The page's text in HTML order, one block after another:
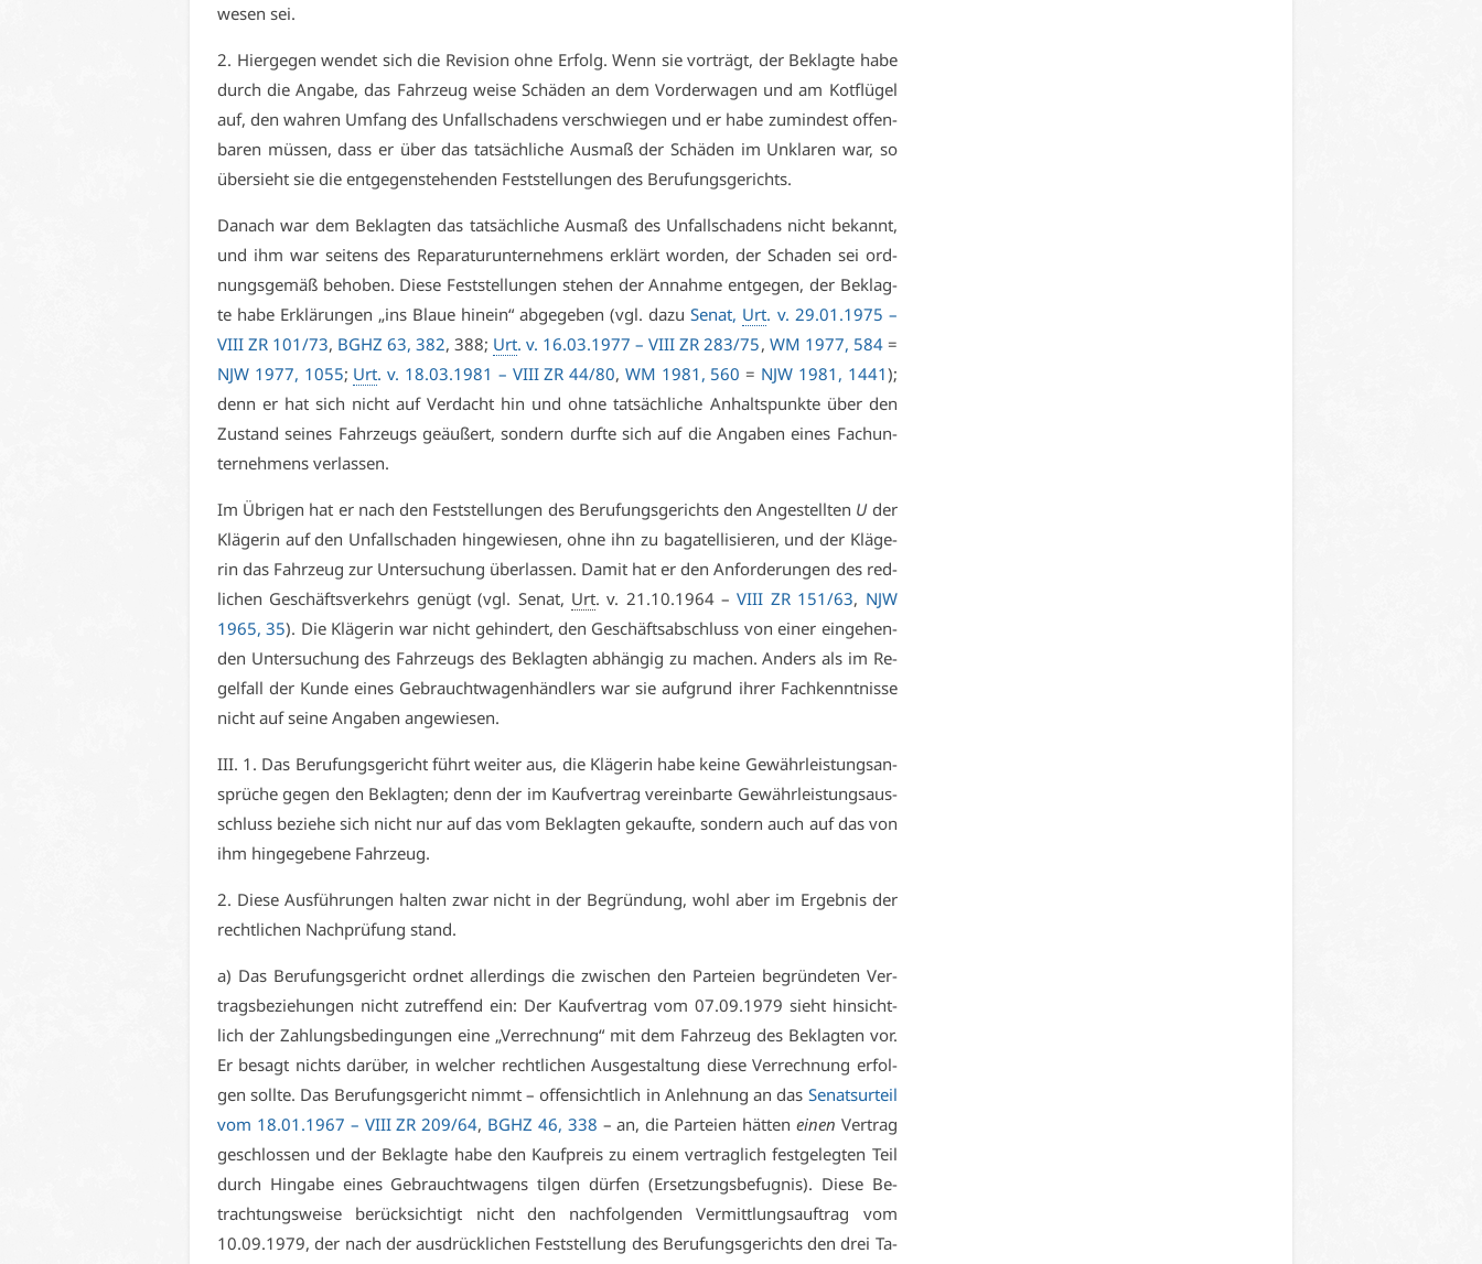
we­sen sei.
2. Hier­ge­gen wen­det sich die Re­vi­si­on oh­ne Er­folg. Wenn sie vor­trägt, der Be­klag­te ha­be
durch die An­ga­be, das Fahr­zeug wei­se Schä­den an dem Vor­der­wa­gen und am Kot­flü­gel
auf, den wah­ren Um­fang des Un­fall­scha­dens ver­schwie­gen und er ha­be zu­min­dest of­fen­
ba­ren müs­sen, dass er über das tat­säch­li­che Aus­maß der Schä­den im Un­kla­ren war, so
über­sieht sie die ent­ge­gen­ste­hen­den Fest­stel­lun­gen des Be­ru­fungs­ge­richts.
Da­nach war dem Be­klag­ten das tat­säch­li­che Aus­maß des Un­fall­scha­dens nicht be­kannt,
und ihm war sei­tens des Re­pa­ra­tur­un­ter­neh­mens er­klärt wor­den, der Scha­den sei ord­
nungs­ge­mäß be­ho­ben. Die­se Fest­stel­lun­gen ste­hen der An­nah­me ent­ge­gen, der Be­klag­
te ha­be Er­klä­run­gen „ins Blaue hin­ein“ ab­ge­ge­ben (vgl. da­zuSe­nat, Urt. v. 29.01.1975 –
VI­II ZR 101/73, BGHZ 63, 382, 388; Urt. v. 16.03.1977 –VI­II ZR 283/75, WM 1977, 584=
NJW 1977, 1055; Urt. v. 18.03.1981 – VI­II ZR 44/80, WM 1981, 560 = NJW 1981, 1441);
denn er hat sich nicht auf Ver­dacht hin und oh­ne tat­säch­li­che An­halts­punk­te über den
Zu­stand sei­nes Fahr­zeugs ge­äu­ßert, son­dern durf­te sich auf die An­ga­ben ei­nes Fach­un­
ter­neh­mens ver­las­sen.
Im Üb­ri­gen hat er nach den Fest­stel­lun­gen des Be­ru­fungs­ge­richts den An­ge­stell­ten Uder
Klä­ge­rin auf den Un­fall­scha­den hin­ge­wie­sen, oh­ne ihn zu ba­ga­tel­li­sie­ren, und der Klä­ge­
rin das Fahr­zeug zur Un­ter­su­chung über­las­sen. Da­mit hat er den An­for­de­run­gen des red­
li­chen Ge­schäfts­ver­kehrs ge­nügt (vgl. Se­nat, Urt. v. 21.10.1964 –VI­II ZR 151/63, NJW
1965, 35). Die Klä­ge­rin war nicht ge­hin­dert, den Ge­schäfts­ab­schluss von ei­ner ein­ge­hen­
den Un­ter­su­chung des Fahr­zeugs des Be­klag­ten ab­hän­gig zu ma­chen. An­ders als im Re­
gel­fall der Kun­de ei­nes Ge­braucht­wa­gen­händ­lers war sie auf­grund ih­rer Fach­kennt­nis­se
nicht auf sei­ne An­ga­ben an­ge­wie­sen.
III. 1. Das Be­ru­fungs­ge­richt führt wei­ter aus, die Klä­ge­rin ha­be kei­ne Ge­währ­leis­tungs­an­
sprü­che ge­gen den Be­klag­ten; denn der im Kauf­ver­trag ver­ein­bar­te Ge­währ­leis­tungs­aus­
schluss be­zie­he sich nicht nur auf das vom Be­klag­ten ge­kauf­te, son­dern auch auf das von
ihm hin­ge­ge­be­ne Fahr­zeug.
2. Die­se Aus­füh­run­gen hal­ten zwar nicht in der Be­grün­dung, wohl aber im Er­geb­nis der
recht­li­chen Nach­prü­fung stand.
a) Das Be­ru­fungs­ge­richt ord­net al­ler­dings die zwi­schen den Par­tei­en be­grün­de­ten Ver­
trags­be­zie­hun­gen nicht zu­tref­fend ein: Der Kauf­ver­trag vom 07.09.1979 sieht hin­sicht­
lich der Zah­lungs­be­din­gun­gen ei­ne „Ver­rech­nung“ mit dem Fahr­zeug des Be­klag­ten vor.
Er be­sagt nichts dar­über, in wel­cher recht­li­chen Aus­ge­stal­tung die­se Ver­rech­nung er­fol­
gen soll­te. Das Be­ru­fungs­ge­richt nimmt – of­fen­sicht­lich in An­leh­nung an das Se­nats­ur­teil
vom 18.01.1967 – VI­II ZR 209/64, BGHZ 46, 338 – an, die Par­tei­en hät­ten ei­nen Ver­trag
ge­schlos­sen und der Be­klag­te ha­be den Kauf­preis zu ei­nem ver­trag­lich fest­ge­leg­ten Teil
durch Hin­ga­be ei­nes Ge­braucht­wa­gens til­gen dür­fen (Er­set­zungs­be­fug­nis). Die­se Be­
trach­tungs­wei­se be­rück­sich­tigt nicht den nach­fol­gen­den Ver­mitt­lungs­auf­trag vom
10.09.1979, der nach der aus­drück­li­chen Fest­stel­lung des Be­ru­fungs­ge­richts den drei Ta­